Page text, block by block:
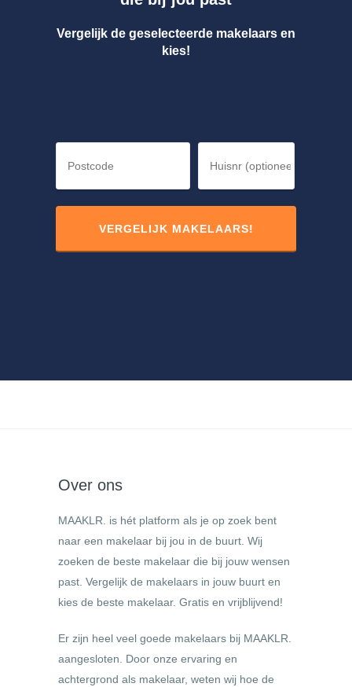
Vergelijk de geselecteerde makelaars en
kies!
Postcode Huisnummer
Over ons
MAAKLR. is hét platform als je op zoek bent
naar een makelaar bij jou in de buurt. Wij
zoeken de beste makelaar die bij jouw wensen
past. Vergelijk de makelaars in jouw buurt en
kies de beste makelaar. Gratis en vrijblijvend!
Er zijn heel veel goede makelaars bij MAAKLR.
aangesloten. Door onze ervaring en
achtergrond als makelaar, weten wij hoe de